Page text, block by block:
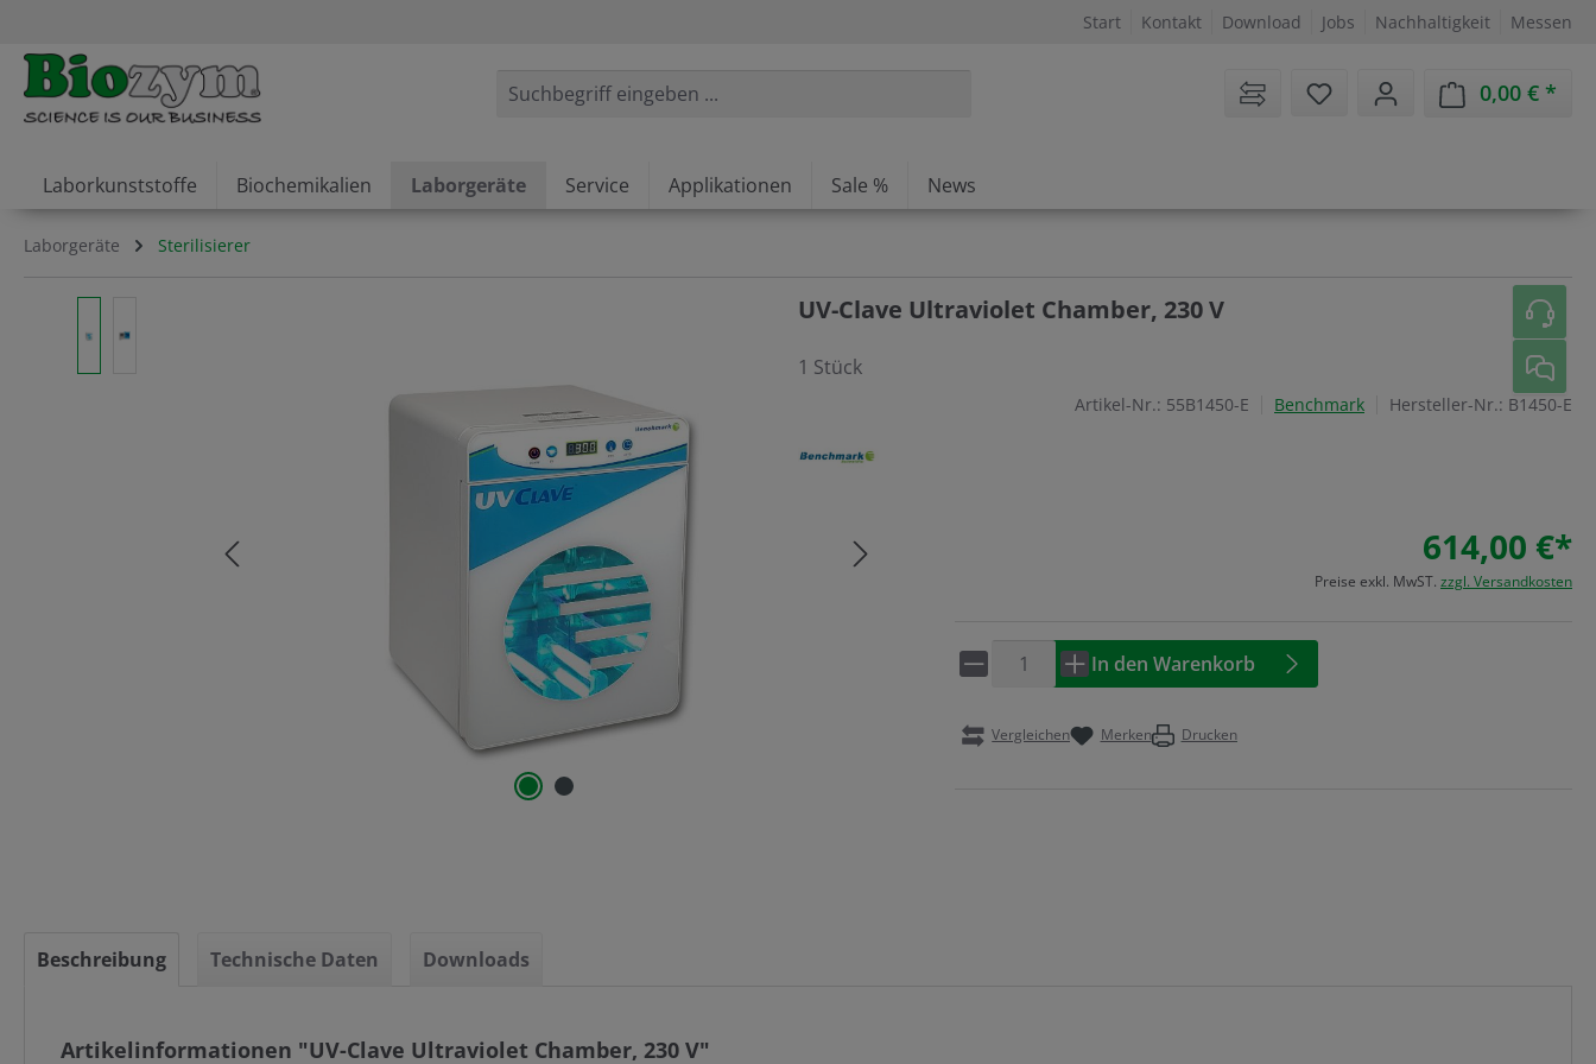
Start Kontakt Download Jobs Nachhaltigkeit Messen
Sie haben 0 Artikel auf dem
0,00 €
Laborkunststoffe Biochemikalien Laborgeräte Service Applikationen Sale % News
Laborgeräte Sterilisierer
UV-Clave Ultraviolet Chamber, 230 V
1 Stück
Artikel-Nr.: 55B1450-E Benchmark Hersteller-Nr.: B1450-E
614,00 €*
Preise exkl. MwST. zzgl. Versandkosten
Artikel Anzahl: Geben Sie den gewünschten
In den Warenkorb
Vergleichen Merken Drucken
Beschreibung Technische Daten Downloads
Artikelinformationen "UV-Clave Ultraviolet Chamber, 230 V"